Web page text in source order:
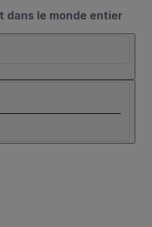
dans le monde entier